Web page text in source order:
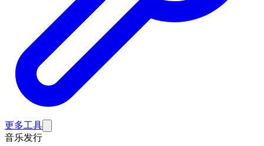
更多工具
音乐发行